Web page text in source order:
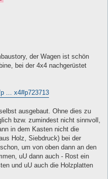
der Wagen ist schön
bei der 4x4 nachgerüstet
... x4#p723713
ausgebaut. Ohne dies zu
bzw. zumindest nicht sinnvoll,
in dem Kasten nicht die
Holz, Siebdruck) bei der
um von oben dann an den
uU dann auch - Rost ein
und uU auch die Holzplatten